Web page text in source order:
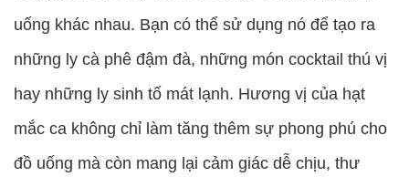
uống khác nhau. Bạn có thể sử dụng nó để tạo ra
những ly cà phê đậm đà, những món cocktail thú vị
hay những ly sinh tố mát lạnh. Hương vị của hạt
mắc ca không chỉ làm tăng thêm sự phong phú cho
đồ uống mà còn mang lại cảm giác dễ chịu, thư